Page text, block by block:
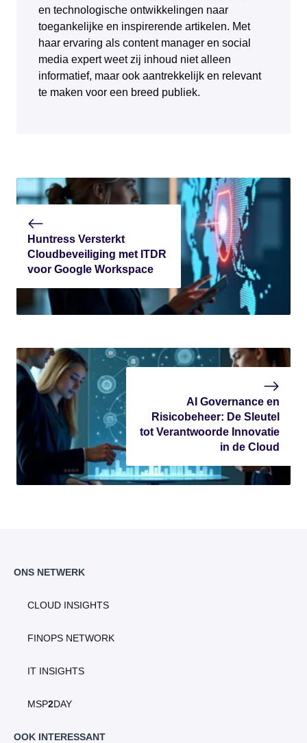
en technologische ontwikkelingen naar
toegankelijke en inspirerende artikelen. Met
haar ervaring als content manager en social
media expert weet zij inhoud niet alleen
informatief, maar ook aantrekkelijk en relevant
te maken voor een breed publiek.
Huntress Versterkt
Cloudbeveiliging met ITDR
voor Google Workspace
AI Governance en
Risicobeheer: De Sleutel
tot Verantwoorde Innovatie
in de Cloud
ONS NETWERK
CLOUD INSIGHTS
FINOPS NETWORK
IT INSIGHTS
MSP2DAY
OOK INTERESSANT